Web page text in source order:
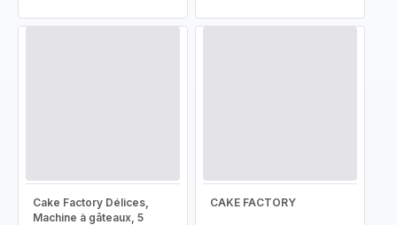
Cake Factory Délices,
Machine à gâteaux, 5
CAKE FACTORY